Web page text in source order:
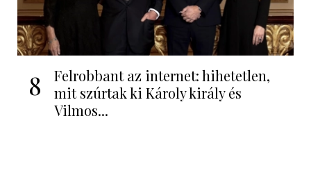
8
Felrobbant az internet: hihetetlen,
mit szúrtak ki Károly király és
Vilmos...